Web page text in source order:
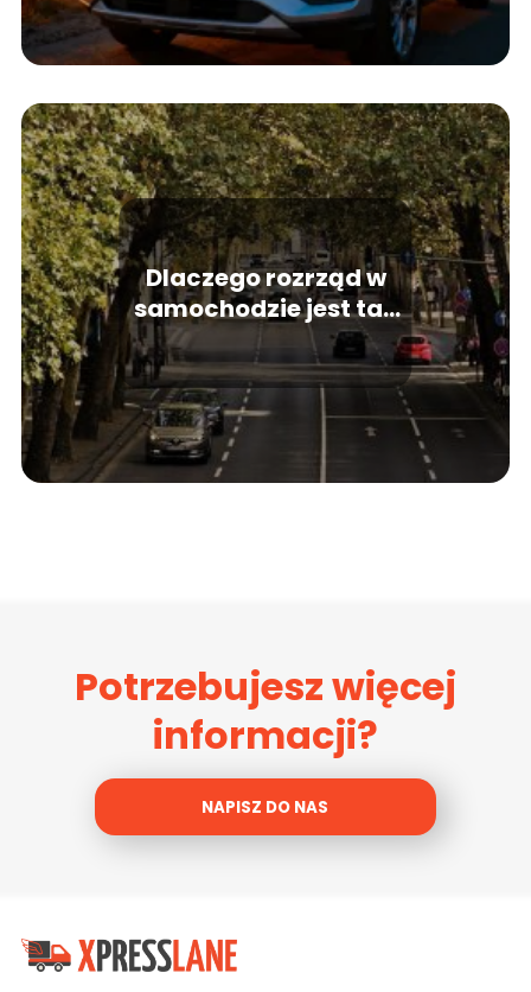
Dlaczego rozrząd w
samochodzie jest tak
ważny?
Potrzebujesz więcej
informacji?
NAPISZ DO NAS